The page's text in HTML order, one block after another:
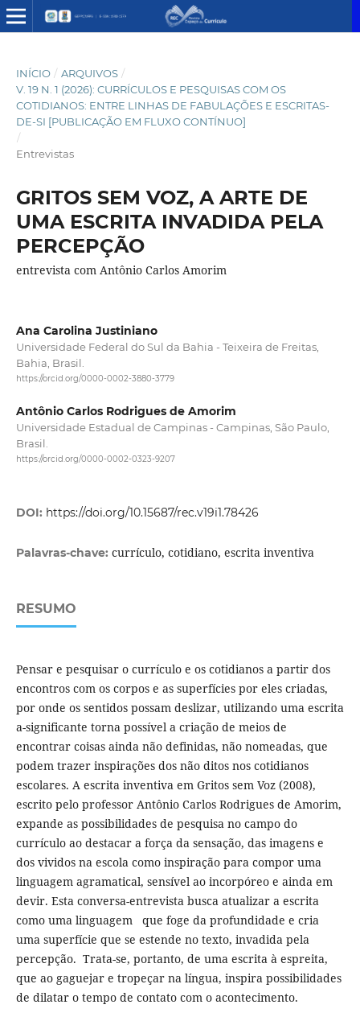
INÍCIO / ARQUIVOS /
V. 19 N. 1 (2026): CURRÍCULOS E PESQUISAS COM OS
COTIDIANOS: ENTRE LINHAS DE FABULAÇÕES E ESCRITAS-
DE-SI [PUBLICAÇÃO EM FLUXO CONTÍNUO]
/
Entrevistas
GRITOS SEM VOZ, A ARTE DE
UMA ESCRITA INVADIDA PELA
PERCEPÇÃO
entrevista com Antônio Carlos Amorim
Ana Carolina Justiniano
Universidade Federal do Sul da Bahia - Teixeira de Freitas,
Bahia, Brasil.
https://orcid.org/0000-0002-3880-3779
Antônio Carlos Rodrigues de Amorim
Universidade Estadual de Campinas - Campinas, São Paulo,
Brasil.
https://orcid.org/0000-0002-0323-9207
DOI: https://doi.org/10.15687/rec.v19i1.78426
Palavras-chave: currículo, cotidiano, escrita inventiva
RESUMO
Pensar e pesquisar o currículo e os cotidianos a partir dos
encontros com os corpos e as superfícies por eles criadas,
por onde os sentidos possam deslizar, utilizando uma escrita
a-significante torna possível a criação de meios de
encontrar coisas ainda não definidas, não nomeadas, que
podem trazer inspirações dos não ditos nos cotidianos
escolares. A escrita inventiva em Gritos sem Voz (2008),
escrito pelo professor Antônio Carlos Rodrigues de Amorim,
expande as possibilidades de pesquisa no campo do
currículo ao destacar a força da sensação, das imagens e
dos vividos na escola como inspiração para compor uma
linguagem agramatical, sensível ao incorpóreo e ainda em
devir. Esta conversa-entrevista busca atualizar a escrita
como uma linguagem que foge da profundidade e cria
uma superfície que se estende no texto, invadida pela
percepção. Trata-se, portanto, de uma escrita à espreita,
que ao gaguejar e tropeçar na língua, inspira possibilidades
de dilatar o tempo de contato com o acontecimento.